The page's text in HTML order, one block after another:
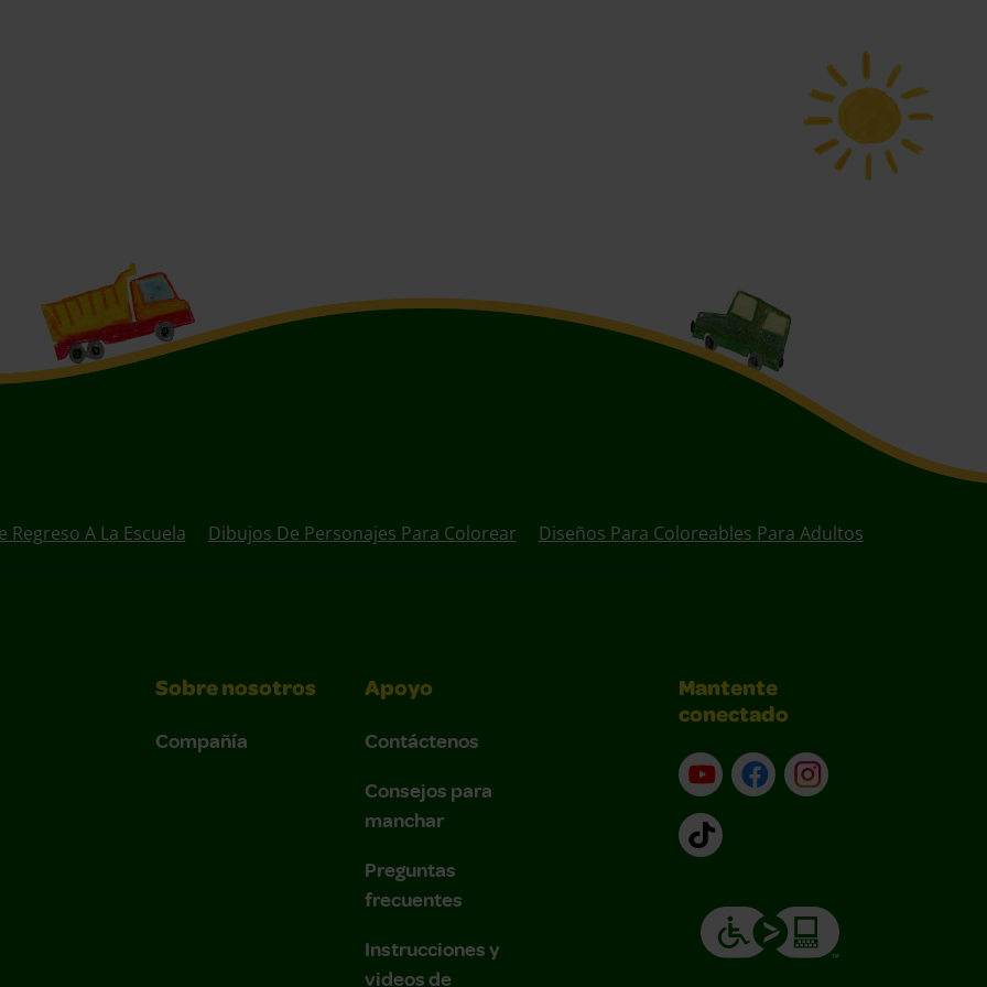
A La Escuela Dibujos De Personajes Para Colorear Diseños Para Coloreables Para Adultos
Sobre nosotros
Compañía
Apoyo
Contáctenos
Consejos para
manchar
Preguntas
frecuentes
Instrucciones y
videos de
Mantente
conectado
YouTube (en inglés)
Facebook (en inglés)
Instagram (en
TikTok